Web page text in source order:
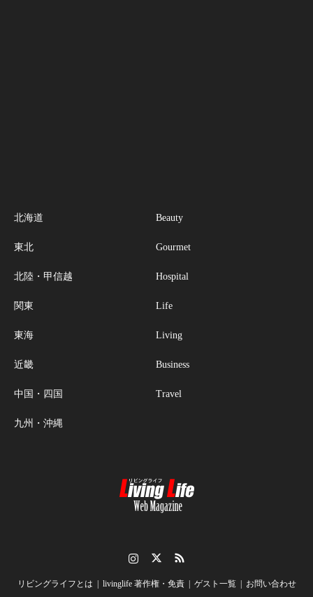
北海道
東北
北陸・甲信越
関東
東海
近畿
中国・四国
九州・沖縄
Beauty
Gourmet
Hospital
Life
Living
Business
Travel
リビングライフとは livinglife 著作権・免責 ゲスト一覧 お問い合わせ